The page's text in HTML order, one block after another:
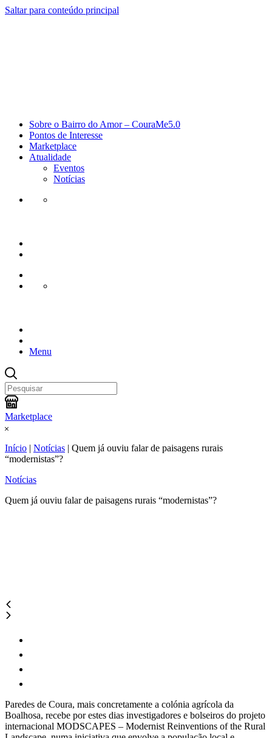
Saltar para conteúdo principal
Sobre o Bairro do Amor – CouraMe5.0
Pontos de Interesse
Marketplace
Atualidade
Eventos
Notícias
Menu
Marketplace
Início | Notícias | Quem já ouviu falar de paisagens rurais
“modernistas”?
Notícias
Quem já ouviu falar de paisagens rurais “modernistas”?
Paredes de Coura, mais concretamente a colónia agrícola da
Boalhosa, recebe por estes dias investigadores e bolseiros do projeto
internacional MODSCAPES – Modernist Reinventions of the Rural